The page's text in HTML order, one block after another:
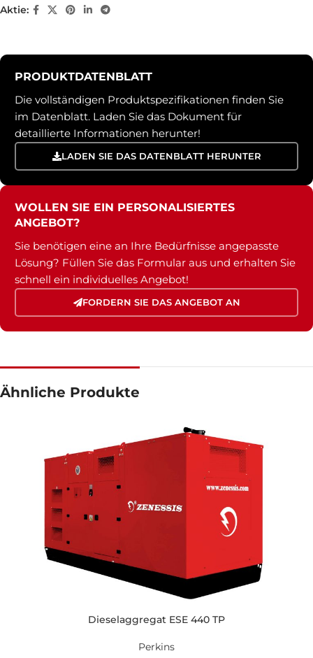
Aktie:
PRODUKTDATENBLATT
Die vollständigen Produktspezifikationen finden Sie
im Datenblatt. Laden Sie das Dokument für
detaillierte Informationen herunter!
LADEN SIE DAS DATENBLATT HERUNTER
WOLLEN SIE EIN PERSONALISIERTES
ANGEBOT?
Sie benötigen eine an Ihre Bedürfnisse angepasste
Lösung? Füllen Sie das Formular aus und erhalten Sie
schnell ein individuelles Angebot!
FORDERN SIE DAS ANGEBOT AN
Ähnliche Produkte
Dieselaggregat ESE 440 TP
Perkins